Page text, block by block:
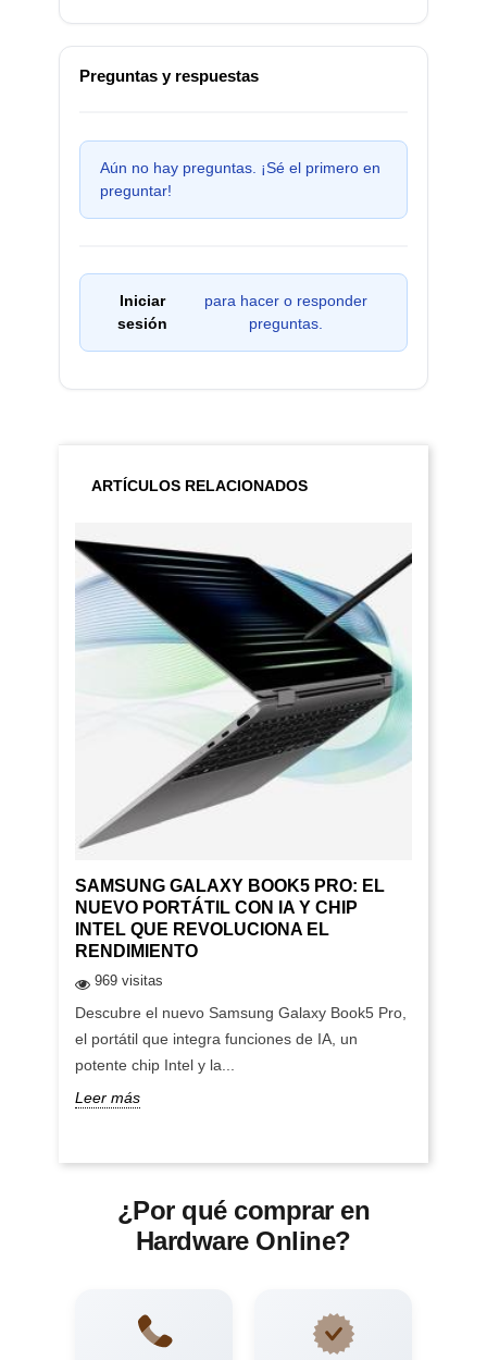
Preguntas y respuestas
Aún no hay preguntas. ¡Sé el primero en
preguntar!
Iniciar
sesión
para hacer o responder
preguntas.
ARTÍCULOS RELACIONADOS
SAMSUNG GALAXY BOOK5 PRO: EL
NUEVO PORTÁTIL CON IA Y CHIP
INTEL QUE REVOLUCIONA EL
RENDIMIENTO
969 visitas
Descubre el nuevo Samsung Galaxy Book5 Pro,
el portátil que integra funciones de IA, un
potente chip Intel y la...
Leer más
¿Por qué comprar en
Hardware Online?